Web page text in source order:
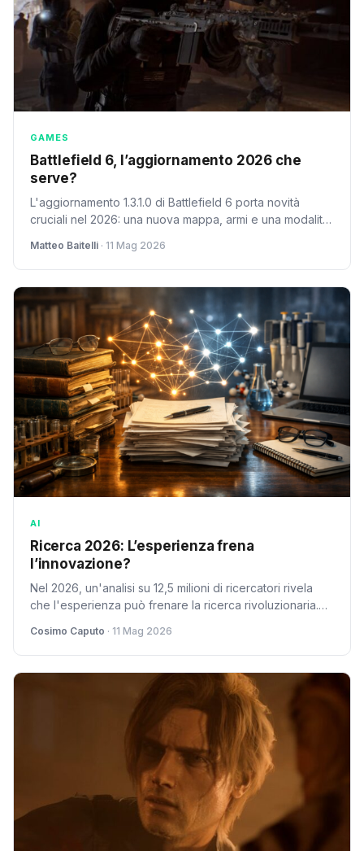
GAMES
Battlefield 6, l’aggiornamento 2026 che
serve?
L'aggiornamento 1.3.1.0 di Battlefield 6 porta novità
cruciali nel 2026: una nuova mappa, armi e una modalità
rilanciare il gioco?
Matteo Baitelli · 11 Mag 2026
AI
Ricerca 2026: L’esperienza frena
l’innovazione?
Nel 2026, un'analisi su 12,5 milioni di ricercatori rivela
che l'esperienza può frenare la ricerca rivoluzionaria.
tech e per l'Italia.
Cosimo Caputo · 11 Mag 2026